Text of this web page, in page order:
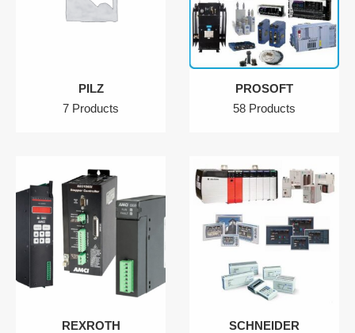
PILZ
7 Products
PROSOFT
58 Products
REXROTH
SCHNEIDER